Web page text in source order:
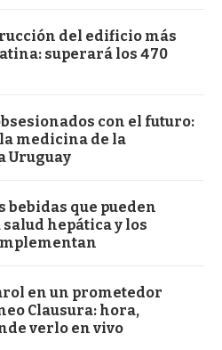
del edificio más
superará los 470
con el futuro:
medicina de la
Uruguay
bebidas que pueden
hepática y los
en un prometedor
Clausura: hora,
verlo en vivo